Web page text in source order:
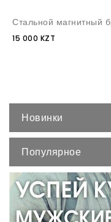
Стальной магнитный
15 000 KZT
Новинки
Популярное